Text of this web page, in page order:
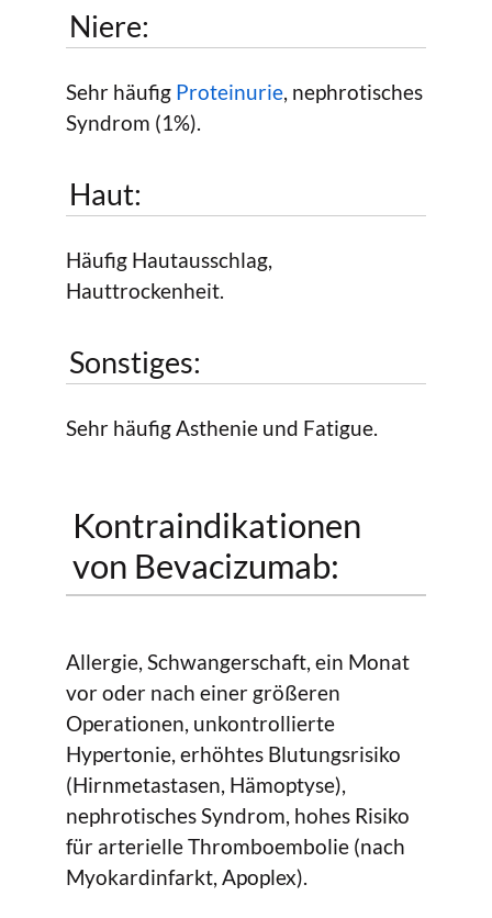
Niere:
Sehr häufig Proteinurie, nephrotisches
Syndrom (1%).
Haut:
Häufig Hautausschlag,
Hauttrockenheit.
Sonstiges:
Sehr häufig Asthenie und Fatigue.
Kontraindikationen
von Bevacizumab:
Allergie, Schwangerschaft, ein Monat
vor oder nach einer größeren
Operationen, unkontrollierte
Hypertonie, erhöhtes Blutungsrisiko
(Hirnmetastasen, Hämoptyse),
nephrotisches Syndrom, hohes Risiko
für arterielle Thromboembolie (nach
Myokardinfarkt, Apoplex).